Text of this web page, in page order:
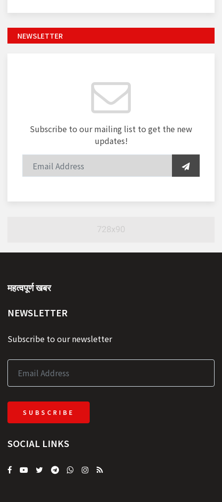
NEWSLETTER
Subscribe to our mailing list to get the new
updates!
महत्वपूर्ण खबर
NEWSLETTER
Subscribe to our newsletter
SUBSCRIBE
SOCIAL LINKS